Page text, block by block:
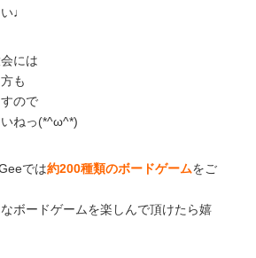
♩
には
も
ので
ねっ(*^ω^*)
では約200種類のボードゲームをご
ボードゲームを楽しんで頂けたら嬉